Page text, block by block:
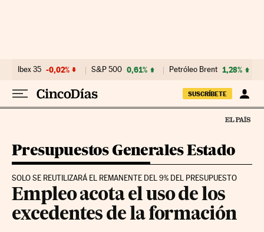
Ibex 35 -0,02% S&P 500 0,61% Petróleo Brent 1,28%
SUSCRÍBETE
Presupuestos Generales Estado
SOLO SE REUTILIZARÁ EL REMANENTE DEL 9% DEL PRESUPUESTO
Empleo acota el uso de los
excedentes de la formación